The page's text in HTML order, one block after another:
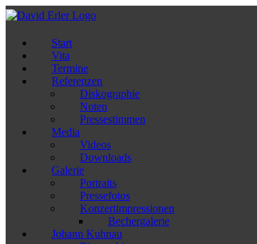
Zum
Inhalt
Start
Vita
Termine
Referenzen
Diskographie
Noten
Pressestimmen
Media
Videos
Downloads
Galerie
Portraits
Pressefotos
Konzertimpressionen
Bechergalerie
Johann Kuhnau